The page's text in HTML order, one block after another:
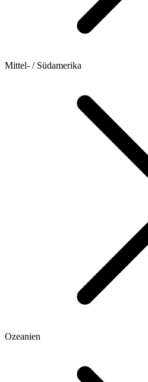
Mittel- / Südamerika
Ozeanien